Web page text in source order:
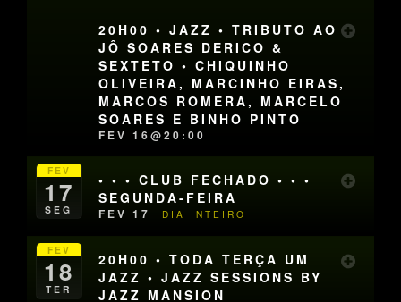
20H00 • JAZZ • TRIBUTO AO
JÔ SOARES DERICO &
SEXTETO • CHIQUINHO
OLIVEIRA, MARCINHO EIRAS,
MARCOS ROMERA, MARCELO
SOARES E BINHO PINTO
FEV 16@20:00
FEV
17
SEG
• • • CLUB FECHADO • • •
SEGUNDA-FEIRA
FEV 17 DIA INTEIRO
FEV
18
TER
20H00 • TODA TERÇA UM
JAZZ • JAZZ SESSIONS BY
JAZZ MANSION